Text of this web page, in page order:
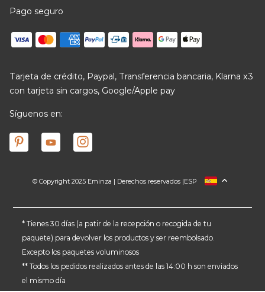
Pago seguro
Tarjeta de crédito, Paypal, Transferencia bancaria, Klarna x3
con tarjeta sin cargos, Google/Apple pay
Síguenos en:
© Copyright 2025 Eminza | Derechos reservados |
FRANCIA
ALEMANIA
PAÍSES BAJOS
ESP
* Tienes 30 días (a patir de la recepción o recogida de tu
paquete) para devolver los productos y ser reembolsado.
Excepto los paquetes voluminosos
** Todos los pedidos realizados antes de las 14:00 h son enviados
el mismo día